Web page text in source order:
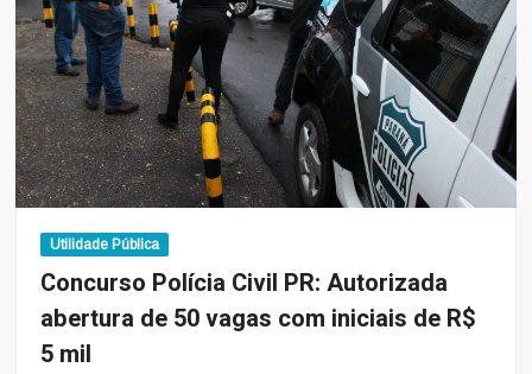
médio
e
superior;
Ganhos
de
até
R$
Utilidade Pública
Concurso Polícia Civil PR: Autorizada
abertura de 50 vagas com iniciais de R$
5 mil